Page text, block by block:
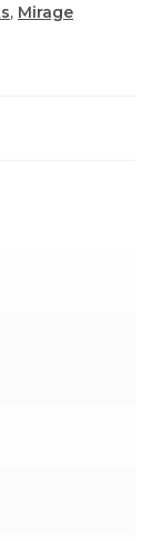
, Mirage